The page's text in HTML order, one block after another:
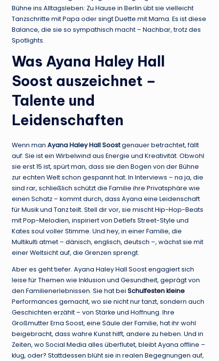
Bühne ins Alltagsleben: Zu Hause in Berlin übt sie vielleicht
Tanzschritte mit Papa oder singt Duette mit Mama. Es ist diese
Balance, die sie so sympathisch macht – Nachbar, trotz des
Spotlights.
Was Ayana Haley Hall
Soost auszeichnet –
Talente und
Leidenschaften
Wenn man Ayana Haley Hall Soostgenauer betrachtet, fällt
auf: Sie ist ein Wirbelwind aus Energie und Kreativität. Obwohl
sie erst 15 ist, spürt man, dass sie den Bogen von der Bühne
zur echten Welt schon gespannt hat. In Interviews – na ja, die
sind rar, schließlich schützt die Familie ihre Privatsphäre wie
einen Schatz – kommt durch, dass Ayana eine Leidenschaft
für Musik und Tanz teilt. Stell dir vor, sie mischt Hip-Hop-Beats
mit Pop-Melodien, inspiriert von Detlefs Street-Style und
Kates soul voller Stimme. Und hey, in einer Familie, die
Multikulti atmet – dänisch, englisch, deutsch –, wächst sie mit
einer Weltsicht auf, die Grenzen sprengt.
Aber es geht tiefer. Ayana Haley Hall Soost engagiert sich
leise für Themen wie Inklusion und Gesundheit, geprägt von
den Familienerlebnissen. Sie hat bei Schulfesten kleine
Performances gemacht, wo sie nicht nur tanzt, sondern auch
Geschichten erzählt – von Stärke und Hoffnung. Ihre
Großmutter Erna Soost, eine Säule der Familie, hat ihr wohl
beigebracht, dass wahre Kunst hilft, andere zu heben. Und in
Zeiten, wo Social Media alles überflutet, bleibt Ayana offline –
klug, oder? Stattdessen blüht sie in realen Begegnungen auf,